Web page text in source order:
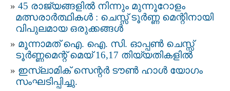
45 രാജ്യങ്ങളിൽ നിന്നും മുന്നൂറോളം
മത്സരാർത്ഥികൾ : ചെസ്സ് ടൂർണ്ണ മെന്റിനായി
വിപുലമായ ഒരുക്കങ്ങൾ
മൂന്നാമത് ഐ. ഐ. സി. ഓപ്പൺ ചെസ്സ്
ടൂർണ്ണമെന്റ് മെയ് 16,17 തിയ്യതികളിൽ
ഇസ്‌ലാമിക് സെന്റർ ടൗൺ ഹാൾ യോഗം
സംഘടിപ്പിച്ചു.